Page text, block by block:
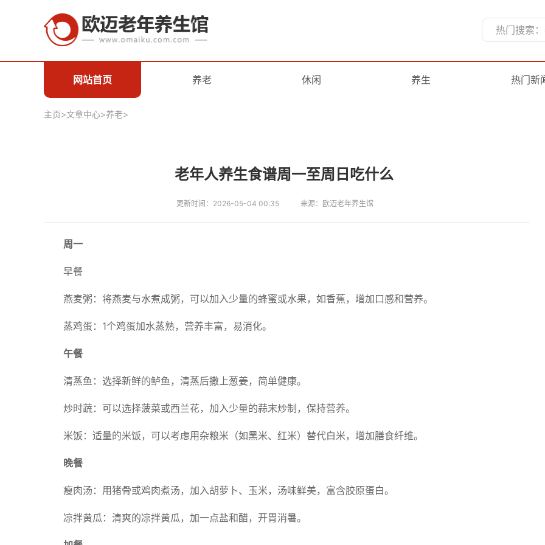
网站首页 养老 休闲 养生 热门新
主页>文章中心>养老>
老年人养生食谱周一至周日吃什么
更新时间：2026-05-04 00:35 来源：欧迈老年养生馆
周一
早餐
燕麦粥：将燕麦与水煮成粥，可以加入少量的蜂蜜或水果，如香蕉，增加口感和营养。
蒸鸡蛋：1个鸡蛋加水蒸熟，营养丰富，易消化。
午餐
清蒸鱼：选择新鲜的鲈鱼，清蒸后撒上葱姜，简单健康。
炒时蔬：可以选择菠菜或西兰花，加入少量的蒜末炒制，保持营养。
米饭：适量的米饭，可以考虑用杂粮米（如黑米、红米）替代白米，增加膳食纤维。
晚餐
瘦肉汤：用猪骨或鸡肉煮汤，加入胡萝卜、玉米，汤味鲜美，富含胶原蛋白。
凉拌黄瓜：清爽的凉拌黄瓜，加一点盐和醋，开胃消暑。